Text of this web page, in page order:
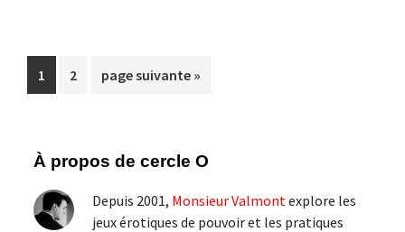
Page
1 Page
2
Aller
page suivante »
Barre
latérale
principale
À propos de cercle O
Depuis 2001, Monsieur Valmontexplore les
jeux érotiques de pouvoir et les pratiques